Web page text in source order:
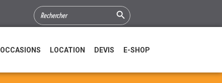
SEARCH
FOR:
Search Button
OCCASIONS LOCATION DEVIS E-SHOP